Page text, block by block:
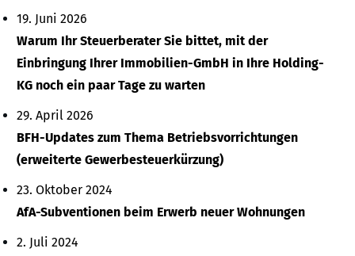
19. Juni 2026
Warum Ihr Steuerberater Sie bittet, mit der
Einbringung Ihrer Immobilien-GmbH in Ihre Holding-
KG noch ein paar Tage zu warten
29. April 2026
BFH-Updates zum Thema Betriebsvorrichtungen
(erweiterte Gewerbesteuerkürzung)
23. Oktober 2024
AfA-Subventionen beim Erwerb neuer Wohnungen
2. Juli 2024